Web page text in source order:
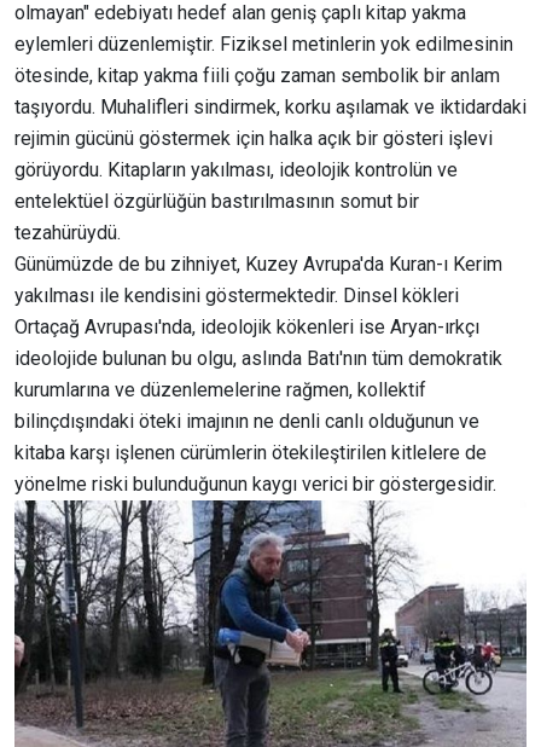
olmayan" edebiyatı hedef alan geniş çaplı kitap yakma
eylemleri düzenlemiştir. Fiziksel metinlerin yok edilmesinin
ötesinde, kitap yakma fiili çoğu zaman sembolik bir anlam
taşıyordu. Muhalifleri sindirmek, korku aşılamak ve iktidardaki
rejimin gücünü göstermek için halka açık bir gösteri işlevi
görüyordu. Kitapların yakılması, ideolojik kontrolün ve
entelektüel özgürlüğün bastırılmasının somut bir
tezahürüydü.
Günümüzde de bu zihniyet, Kuzey Avrupa'da Kuran-ı Kerim
yakılması ile kendisini göstermektedir. Dinsel kökleri
Ortaçağ Avrupası'nda, ideolojik kökenleri ise Aryan-ırkçı
ideolojide bulunan bu olgu, aslında Batı'nın tüm demokratik
kurumlarına ve düzenlemelerine rağmen, kollektif
bilinçdışındaki öteki imajının ne denli canlı olduğunun ve
kitaba karşı işlenen cürümlerin ötekileştirilen kitlelere de
yönelme riski bulunduğunun kaygı verici bir göstergesidir.